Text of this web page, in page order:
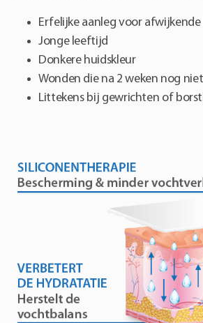
Erfelijke aanleg voor
Jonge leeftijd
Donkere huidskleur
Wonden die na 2 weken nog
Littekens bij gewrichten of